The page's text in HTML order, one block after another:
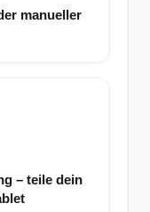
manueller
– teile dein